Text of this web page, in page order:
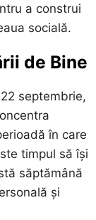
a construi
socială.
de Bine
septembrie,
în care
timpul să își
săptămână
și